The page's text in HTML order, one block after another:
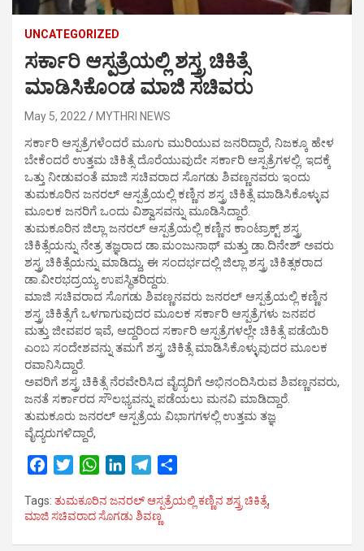
UNCATEGORIZED
ಸರ್ಕಾರಿ ಆಸ್ಪತ್ರೆಯಲ್ಲಿ ಶಸ್ತ್ರ ಚಿಕಿತ್ಸೆ
ಮಾಡಿಸಿಕೊಂಡ ಮಾಜಿ ಸಚಿವರು
May 5, 2022 MYTHRI NEWS
ಸರ್ಕಾರಿ ಆಸ್ಪತ್ರೆಗಳೆಂದರೆ ಮೂಗು ಮುರಿಯುವ ಜನರಿದ್ದಾರೆ, ನಿಜಕ್ಕೂ ಹೇಳ
ಬೇಕೆಂದರೆ ಉತ್ತಮ ಚಿಕಿತ್ಸೆ ದೊರೆಯುವುದೇ ಸರ್ಕಾರಿ ಆಸ್ಪತ್ರೆಗಳಲ್ಲಿ. ಇದಕ್ಕೆ
ಒತ್ತು ನೀಡುವಂತೆ ಮಾಜಿ ಸಚಿವರಾದ ಸೊಗಡು ಶಿವಣ್ಣನವರು ಇಂದು
ತುಮಕೂರಿನ ಜನರಲ್ ಆಸ್ಪತ್ರೆಯಲ್ಲಿ ಕಣ್ಣಿನ ಶಸ್ತ್ರ ಚಿಕಿತ್ಸೆ ಮಾಡಿಸಿಕೊಳ್ಳುವ
ಮೂಲಕ ಜನರಿಗೆ ಒಂದು ವಿಶ್ವಾಸವನ್ನು ಮೂಡಿಸಿದ್ದಾರೆ.
ತುಮಕೂರಿನ ಜಿಲ್ಲಾ ಜನರಲ್ ಆಸ್ಪತ್ರೆಯಲ್ಲಿ ಕಣ್ಣಿನ ಕಾಂಟ್ರಾಕ್ಟ್ ಶಸ್ತ್ರ
ಚಿಕಿತ್ಸೆಯನ್ನು ನೇತ್ರ ತಜ್ಞರಾದ ಡಾ.ಮಂಜುನಾಥ್ ಮತ್ತು ಡಾ.ದಿನೇಶ್ ಅವರು
ಶಸ್ತ್ರ ಚಿಕಿತ್ಸೆಯನ್ನು ಮಾಡಿದ್ದು, ಈ ಸಂದರ್ಭದಲ್ಲಿ ಜಿಲ್ಲಾ ಶಸ್ತ್ರ ಚಿಕಿತ್ಸಕರಾದ
ಡಾ.ವೀರಭದ್ರಯ್ಯ ಉಪಸ್ಥಿತರಿದ್ದರು.
ಮಾಜಿ ಸಚಿವರಾದ ಸೊಗಡು ಶಿವಣ್ಣನವರು ಜನರಲ್ ಆಸ್ಪತ್ರೆಯಲ್ಲಿ ಕಣ್ಣಿನ
ಶಸ್ತ್ರ ಚಿಕಿತ್ಸೆಗೆ ಒಳಗಾಗುವುದರ ಮೂಲಕ ಸರ್ಕಾರಿ ಆಸ್ಪತ್ರೆಗಳು ಜನಪರ
ಮತ್ತು ಜೀವಪರ ಇವೆ, ಆದ್ದರಿಂದ ಸರ್ಕಾರಿ ಆಸ್ಪತ್ರೆಗಳಲ್ಲೇ ಚಿಕಿತ್ಸೆ ಪಡೆಯಿರಿ
ಎಂಬ ಸಂದೇಶವನ್ನು ತಮಗೆ ಶಸ್ತ್ರ ಚಿಕಿತ್ಸೆ ಮಾಡಿಸಿಕೊಳ್ಳುವುದರ ಮೂಲಕ
ರವಾನಿಸಿದ್ದಾರೆ.
ಅವರಿಗೆ ಶಸ್ತ್ರ ಚಿಕಿತ್ಸೆ ನೆರವೇರಿಸಿದ ವೈದ್ಯರಿಗೆ ಅಭಿನಂದಿಸಿರುವ ಶಿವಣ್ಣನವರು,
ಜನತೆ ಸರ್ಕಾರದ ಸೌಲಭ್ಯವನ್ನು ಪಡೆಯಲು ಮನವಿ ಮಾಡಿದ್ದಾರೆ.
ತುಮಕೂರು ಜನರಲ್ ಆಸ್ಪತ್ರೆಯ ವಿಭಾಗಗಳಲ್ಲಿ ಉತ್ತಮ ತಜ್ಞ
ವೈದ್ಯರುಗಳಿದ್ದಾರೆ,
c
e
b
i
t
t
W
a
t
s
n
k
e
l
e
g
a
e
Tags: ತುಮಕೂರಿನ ಜನರಲ್ ಆಸ್ಪತ್ರೆಯಲ್ಲಿ ಕಣ್ಣಿನ ಶಸ್ತ್ರ ಚಿಕಿತ್ಸೆ,
ಮಾಜಿ ಸಚಿವರಾದ ಸೊಗಡು ಶಿವಣ್ಣ